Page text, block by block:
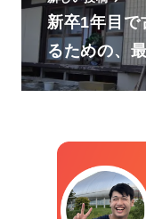
新卒1年目で
るための、